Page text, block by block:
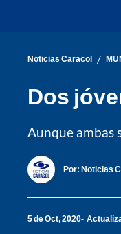
Noticias Caracol /
Dos
Aunque ambas
Por: Noticias
5 de Oct, 2020